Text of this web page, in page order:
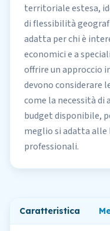
territoriale estesa,
di flessibilità
adatta per chi è
economici e a
offrire un approccio
devono considerare
come la necessità di
budget disponibile,
meglio si adatta alle
professionali.
Caratteristica